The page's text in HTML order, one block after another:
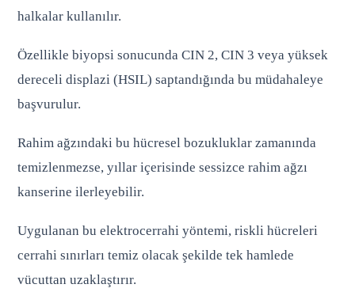
halkalar kullanılır.
Özellikle biyopsi sonucunda CIN 2, CIN 3 veya yüksek
dereceli displazi (HSIL) saptandığında bu müdahaleye
başvurulur.
Rahim ağzındaki bu hücresel bozukluklar zamanında
temizlenmezse, yıllar içerisinde sessizce rahim ağzı
kanserine ilerleyebilir.
Uygulanan bu elektrocerrahi yöntemi, riskli hücreleri
cerrahi sınırları temiz olacak şekilde tek hamlede
vücuttan uzaklaştırır.